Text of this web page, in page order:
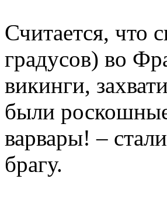
Считается, что
градусов) во
викинги,
были
варвары! –
брагу.